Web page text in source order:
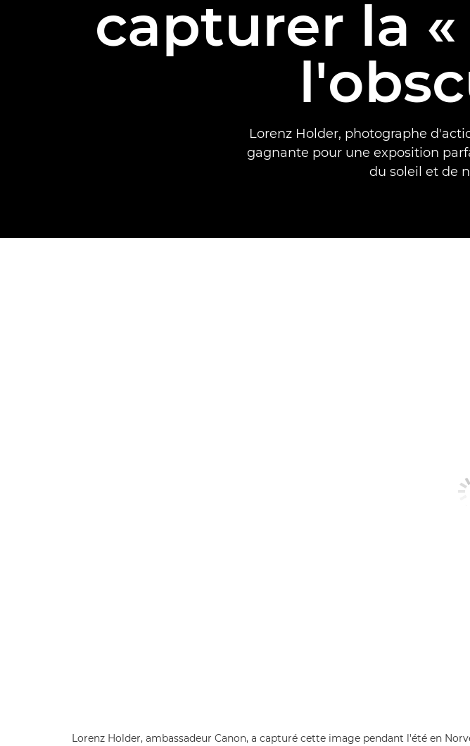
capturer la
Lorenz Holder, photographe
gagnante pour une exposition
du soleil et de
Lorenz Holder, ambassadeur Canon, a capturé cette image pendant l'été en